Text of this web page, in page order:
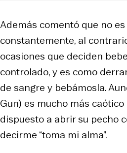
Además comentó que no
constantemente, al
ocasiones que deciden
controlado, y es como
de sangre y bebámosla.
Gun) es mucho más
dispuesto a abrir su pecho
decirme “toma mi alma”.